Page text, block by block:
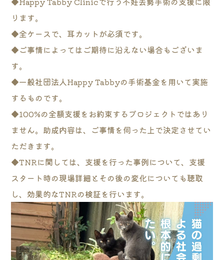
ります。
◆全ケースで、耳カットが必須です。
◆ご事情によってはご期待に沿えない場合もございま
す。
◆一般社団法人Happy Tabbyの手術基金を用いて実施
するものです。
◆100%の全額支援をお約束するプロジェクトではあり
ません。助成内容は、ご事情を伺った上で決定させてい
ただきます。
◆TNRに関しては、支援を行った事例について、支援
スタート時の現場詳細とその後の変化についても聴取
し、効果的なTNRの検証を行います。